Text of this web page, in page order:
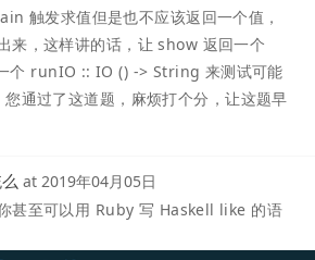
触发求值但是也不应该返回一个值，
来，这样讲的话，让 show 返回一个
个 runIO :: IO () -> String 来测试可能
通过了这道题，麻烦打个分，让这题早
at 2019年04月05日
甚至可以用 Ruby 写 Haskell like 的语